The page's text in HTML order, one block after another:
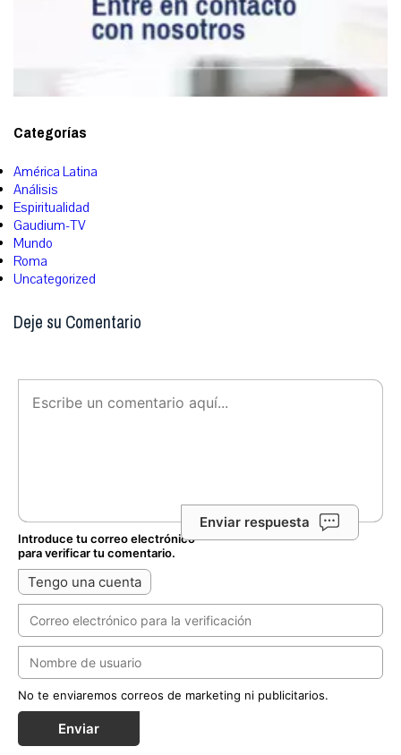
Categorías
América Latina
Análisis
Espiritualidad
Gaudium-TV
Mundo
Roma
Uncategorized
Deje su Comentario
Enviar respuesta
Introduce tu correo electrónico
para verificar tu comentario.
Tengo una cuenta
No te enviaremos correos de marketing ni publicitarios.
Enviar